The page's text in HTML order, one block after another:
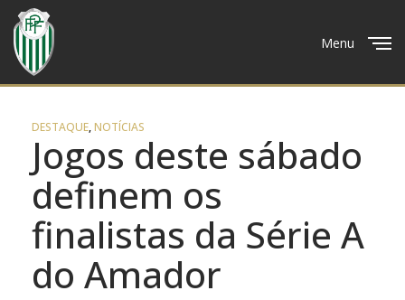
Menu
DESTAQUE,NOTÍCIAS
Jogos deste sábado
definem os
finalistas da Série A
do Amador